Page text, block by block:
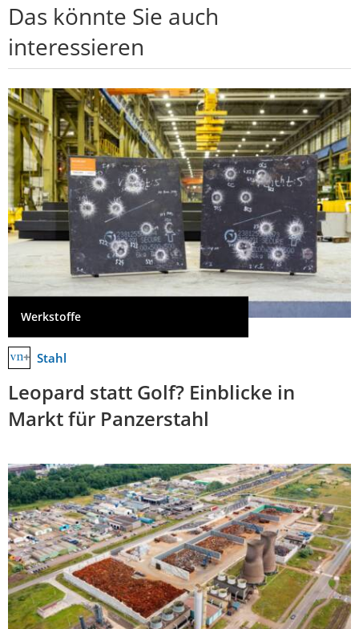
Das könnte Sie auch
interessieren
Werkstoffe
Stahl
Leopard statt Golf? Einblicke in
Markt für Panzerstahl